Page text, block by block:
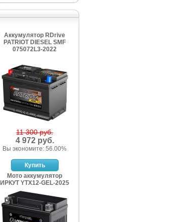
Аккумулятор RDrive
PATRIOT DIESEL SMF
075072L3-2022
11 300 руб.
4 972 руб.
Вы экономите: 56.00%
Мото аккумулятор
ИРКУТ YTX12-GEL-2025